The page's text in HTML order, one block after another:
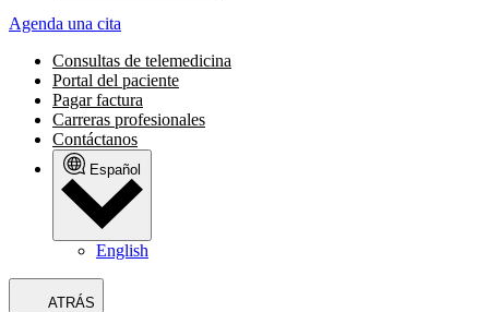
Agenda una cita
Consultas de telemedicina
Portal del paciente
Pagar factura
Carreras profesionales
Contáctanos
Español
English
ATRÁS